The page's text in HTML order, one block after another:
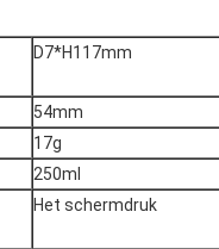
D7*H117mm
54mm
17g
250ml
Het schermdruk